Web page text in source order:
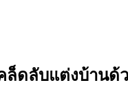
คล็ดลับแต่งบ้าน